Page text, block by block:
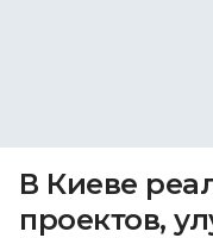
В Киеве
проектов,